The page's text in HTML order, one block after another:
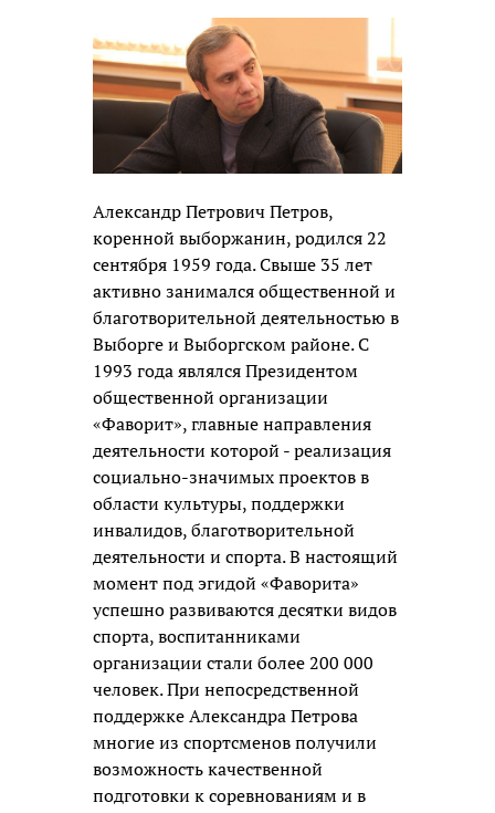
Александр Петрович Петров,
коренной выборжанин, родился 22
сентября 1959 года. Свыше 35 лет
активно занимался общественной и
благотворительной деятельностью в
Выборге и Выборгском районе. С
1993 года являлся Президентом
общественной организации
«Фаворит», главные направления
деятельности которой - реализация
социально-значимых проектов в
области культуры, поддержки
инвалидов, благотворительной
деятельности и спорта. В настоящий
момент под эгидой «Фаворита»
успешно развиваются десятки видов
спорта, воспитанниками
организации стали более 200 000
человек. При непосредственной
поддержке Александра Петрова
многие из спортсменов получили
возможность качественной
подготовки к соревнованиям и в